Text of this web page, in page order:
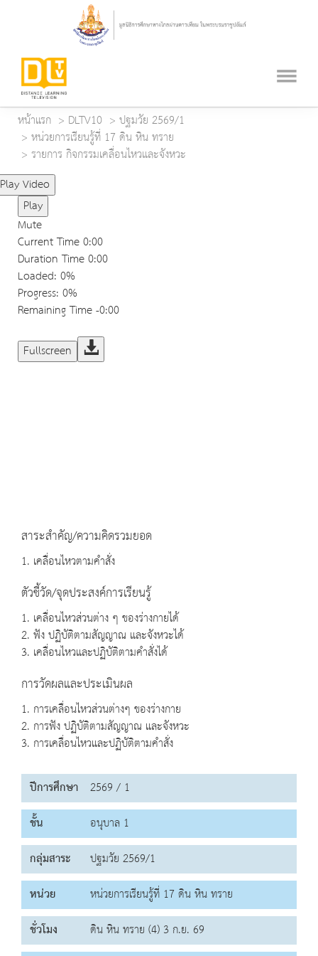
หน้าแรก DLTV10
ปฐมวัย 2569/1
หน่วยการเรียนรู้ที่ 17 ดิน หิน ทราย
รายการ กิจกรรมเคลื่อนไหวและจังหวะ
Play Video
Play
Mute
Current Time0:00
Duration Time0:00
Loaded: 0%
Progress: 0%
Remaining Time-0:00
Fullscreen
สาระสำคัญ/ความคิดรวมยอด
1. เคลื่อนไหวตามคำสั่ง
ตัวชี้วัด/จุดประสงค์การเรียนรู้
1. เคลื่อนไหวส่วนต่าง ๆ ของร่างกายได้
2. ฟัง ปฏิบัติตามสัญญาณ และจังหวะได้
3. เคลื่อนไหวและปฏิบัติตามคำสั่งได้
การวัดผลและประเมินผล
1. การเคลื่อนไหวส่วนต่างๆ ของร่างกาย
2. การฟัง ปฏิบัติตามสัญญาณ และจังหวะ
3. การเคลื่อนไหวและปฏิบัติตามคำสั่ง
ปีการศึกษา 2569 / 1
ชั้น
อนุบาล 1
กลุ่มสาระ
ปฐมวัย 2569/1
หน่วย
หน่วยการเรียนรู้ที่ 17 ดิน หิน ทราย
ชั่วโมง
ดิน หิน ทราย (4) 3 ก.ย. 69